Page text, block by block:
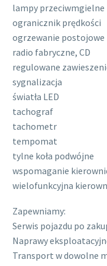
lampy przeciwmgielne
ogranicznik prędkości
ogrzewanie postojowe
radio fabryczne, CD
regulowane
sygnalizacja
światła LED
tachograf
tachometr
tempomat
tylne koła podwójne
wspomaganie
wielofunkcyjna
Zapewniamy:
Serwis pojazdu po
Naprawy
Transport w dowolne